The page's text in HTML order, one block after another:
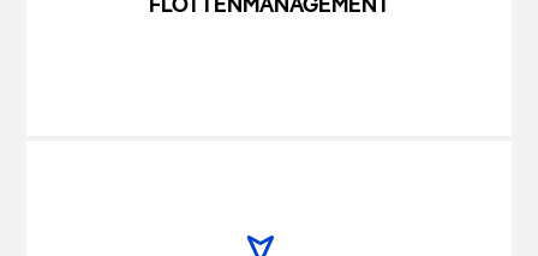
FLOTTENMANAGEMENT